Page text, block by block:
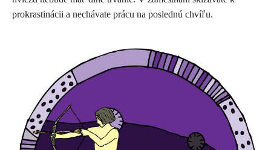
prokrastinácii a nechávate prácu na poslednú chvíľu.